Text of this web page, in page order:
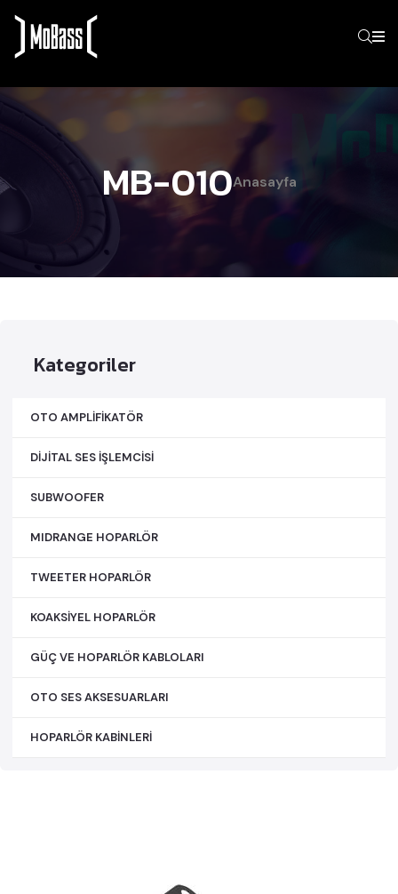
MB-010Anasayfa
Kategoriler
OTO AMPLİFİKATÖR
DİJİTAL SES İŞLEMCİSİ
SUBWOOFER
MIDRANGE HOPARLÖR
TWEETER HOPARLÖR
KOAKSİYEL HOPARLÖR
GÜÇ VE HOPARLÖR KABLOLARI
OTO SES AKSESUARLARI
HOPARLÖR KABİNLERİ